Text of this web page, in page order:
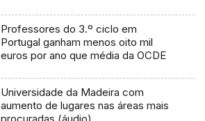
Professores do 3.º ciclo em
Portugal ganham menos oito mil
euros por ano que média da OCDE
Universidade da Madeira com
aumento de lugares nas áreas mais